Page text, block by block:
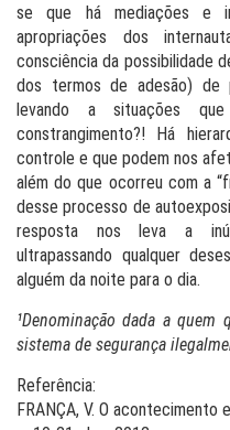
se que há mediações e
apropriações dos
consciência da possibilidade
dos termos de adesão) de
levando a situações
constrangimento?! Há
controle e que podem nos
além do que ocorreu com a
desse processo de
resposta nos leva a
ultrapassando qualquer
alguém da noite para o dia.
¹Denominação dada a
sistema de segurança
Referência:
FRANÇA, V. O acontecimento